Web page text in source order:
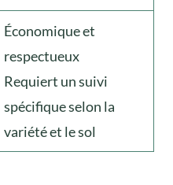
Économique et
respectueux
Requiert un suivi
spécifique selon la
variété et le sol